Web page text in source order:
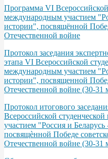
Программа VІ
международным участием
истории", посвящённой
Отечественной войне
Протокол заседания
этапа VI Всероссийской
международным участием
истории", посвященной
Отечественной войне (30-31
Протокол итогового
Всероссийской
участием "Россия и
посвящѐнной Победе
Отечественной войне (30-31